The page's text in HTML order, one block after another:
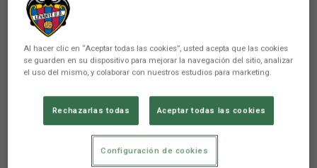
de la Peña Camp de
Túria
Marco de L´Eliana. Los peñistas festejaron este
representación de la entidad levantinista. El
Presidente de Honor Francisco Fenollos
Al hacer clic en “Aceptar todas las cookies”, usted acepta que las cookies
se guarden en su dispositivo para mejorar la navegación del sitio, analizar
el uso del mismo, y colaborar con nuestros estudios para marketing.
Rechazarlas todas Aceptar todas las cookies
Configuración de cookies